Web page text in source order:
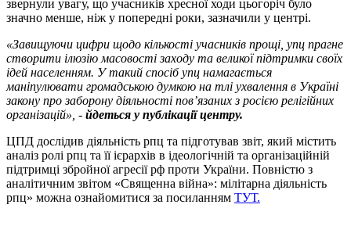
звернули увагу, що учасників хресної ходи цьогоріч було
значно менше, ніж у попередні роки, зазначили у центрі.
«Завищуючи цифри щодо кількості учасників прощі, упц прагне
створити ілюзію масовості заходу та великої підтримки своїх
ідей населенням. У такий спосіб упц намагається
маніпулювати громадською думкою на тлі ухвалення в Україні
закону про заборону діяльності пов’язаних з росією релігійних
організацій», - йдеться у публікації центру.
ЦПД дослідив діяльність рпц та підготував звіт, який містить
аналіз ролі рпц та її ієрархів в ідеологічній та організаційній
підтримці збройної агресії рф проти України. Повністю з
аналітичним звітом «Священна війна»: мілітарна діяльність
рпц» можна ознайомитися за посиланням ТУТ.